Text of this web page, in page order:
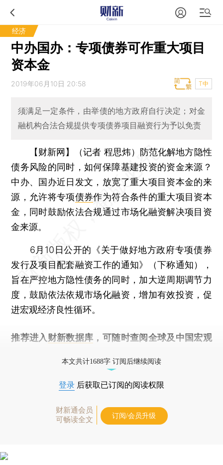
经济
中办国办：专项债券可作重大项目
资本金
2019年06月10日 20:58 T中
须满足一定条件，由举债的地方政府自行决定；对金
融机构合法合规提供专项债券项目融资行为予以免责
【财新网】（记者 程思炜） 防范化解地方隐性
债务风险的同时，如何保障基建投资的资金来源？
中办、国办近日发文，放宽了重大项目资本金的来
源，允许将专项债券作为符合条件的重大项目资本
金，同时鼓励依法合规通过市场化融资解决项目资
金来源。
6月10日公开的《关于做好地方政府专项债券
发行及项目配套融资工作的通知》（下称通知），
旨在严控地方隐性债务的同时，加大逆周期调节力
度，鼓励依法依规市场化融资，增加有效投资，促
进宏观经济良性循环。
推荐进入 财新数据库 ，可随时查阅全球及中国宏观
本文共计1688字 订阅后继续阅读
登录 后获取已订阅的阅读权限
财新通会员
可畅读全文
订阅/会员升级